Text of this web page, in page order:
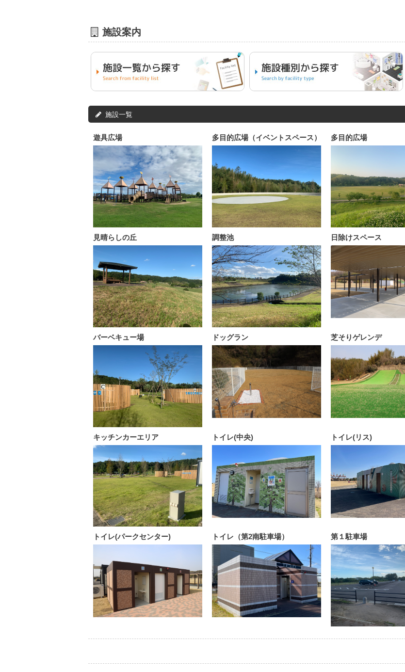
施設案内
施設一覧
遊具広場 多目的広場（イベントスペース） 多目的広場
見晴らしの丘 調整池 日除けスペース
バーベキュー場 ドッグラン 芝そりゲレンデ
キッチンカーエリア トイレ(中央) トイレ(リス)
トイレ(パークセンター) トイレ（第2南駐車場） 第１駐車場